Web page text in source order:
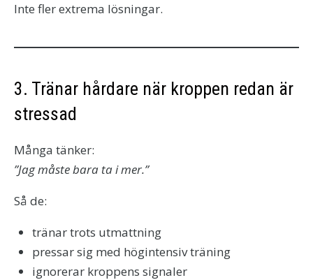
Inte fler extrema lösningar.
3. Tränar hårdare när kroppen redan är
stressad
Många tänker:
”Jag måste bara ta i mer.”
Så de:
tränar trots utmattning
pressar sig med högintensiv träning
ignorerar kroppens signaler